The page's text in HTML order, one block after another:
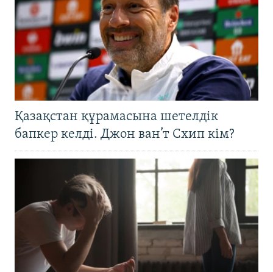
Қазақстан құрамасына шетелдік
бапкер келді. Джон ван’т Схип кім?